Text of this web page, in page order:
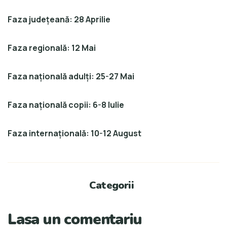
Faza judeţeană: 28 Aprilie
Faza regională: 12 Mai
Faza naţională adulţi: 25-27 Mai
Faza naţională copii: 6-8 Iulie
Faza internaţională: 10-12 August
Categorii
Lasa un comentariu